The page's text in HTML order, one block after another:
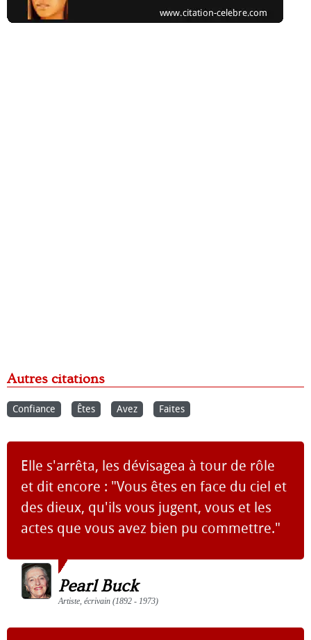
Autres citations
Confiance Êtes Avez Faites
Elle s'arrêta, les dévisagea à tour de rôle
et dit encore : "Vous êtes en face du ciel et
des dieux, qu'ils vous jugent, vous et les
actes que vous avez bien pu commettre."
Pearl Buck
Artiste, écrivain (1892 - 1973)